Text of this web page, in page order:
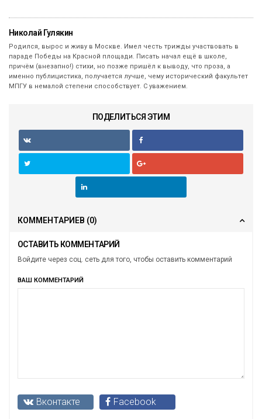
Николай Гулякин
Родился, вырос и живу в Москве. Имел честь трижды участвовать в
параде Победы на Красной площади. Писать начал ещё в школе,
причём (внезапно!) стихи, но позже пришёл к выводу, что проза, а
именно публицистика, получается лучше, чему исторический факультет
МПГУ в немалой степени способствует. С уважением.
ПОДЕЛИТЬСЯ ЭТИМ
КОММЕНТАРИЕВ (0)
ОСТАВИТЬ КОММЕНТАРИЙ
Войдите через соц. сеть для того, чтобы оставить комментарий
ВАШ КОММЕНТАРИЙ
Вконтакте Facebook